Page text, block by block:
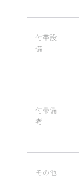
付帯設
備
付帯備
考
その他